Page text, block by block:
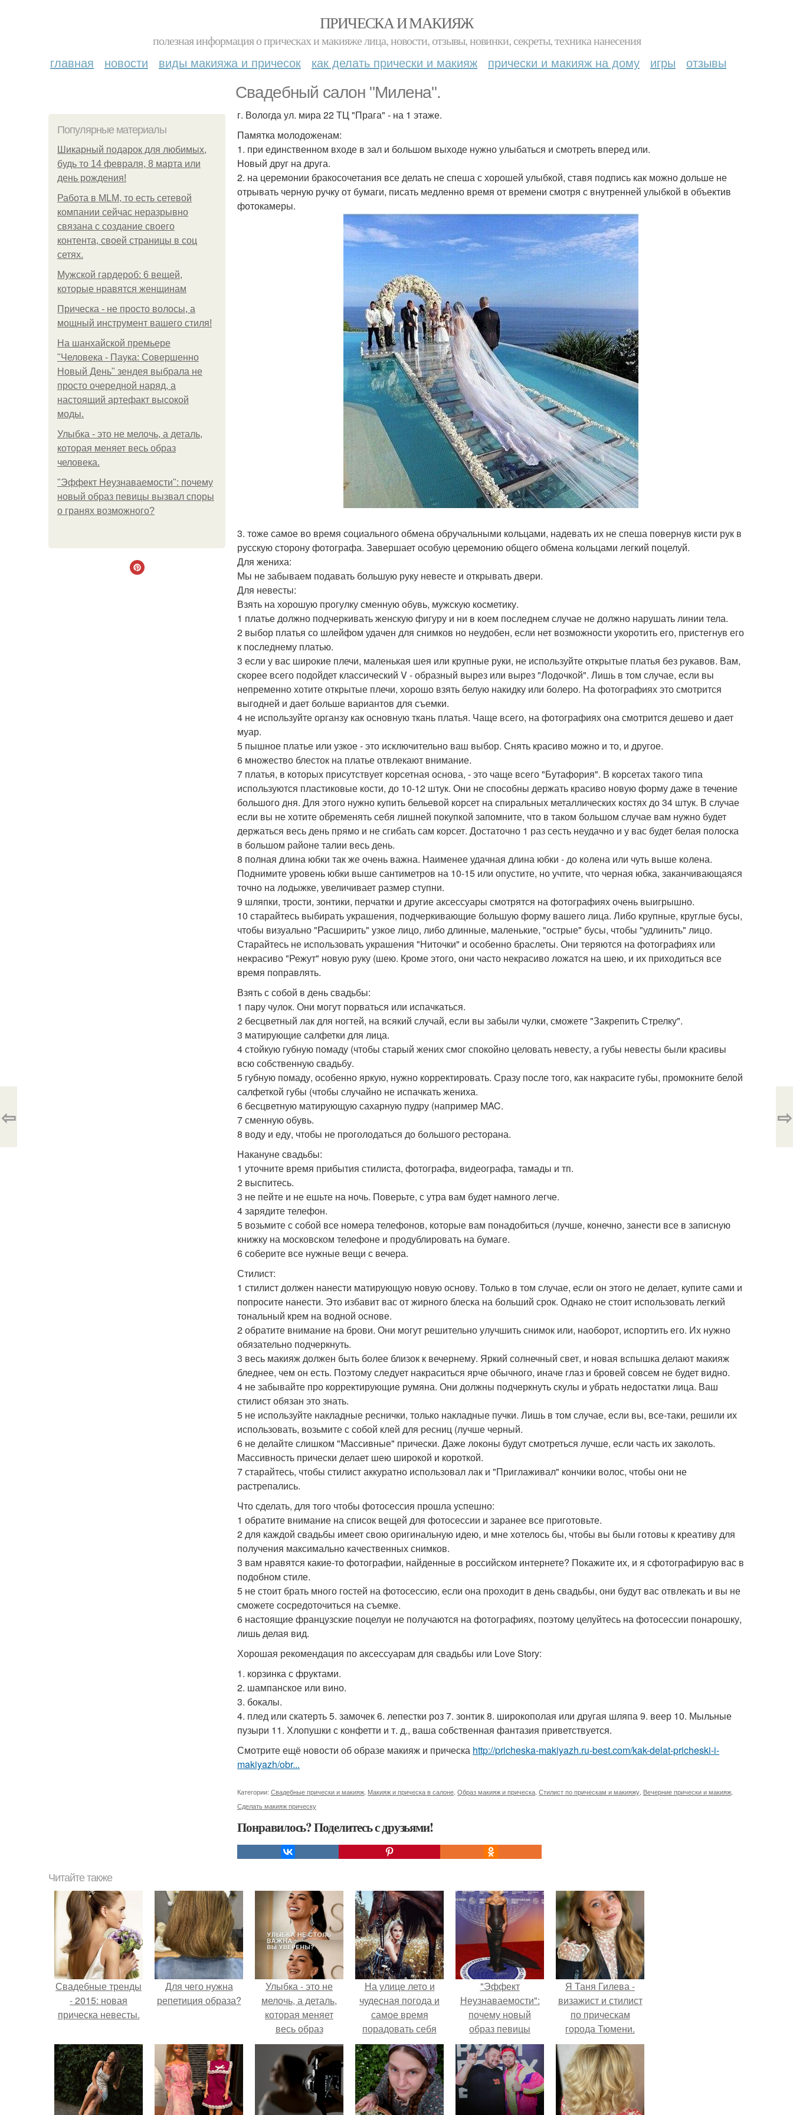
ПРИЧЕСКА И МАКИЯЖ
полезная информация о прическах и макияже лица, новости, отзывы, новинки, секреты, техника нанесения
главная новости виды макияжа и причесок как делать прически и макияж прически и макияж на дому игры отзывы
Свадебный салон "Милена".
Популярные материалы
Шикарный подарок для любимых,
будь то 14 февраля, 8 марта или
день рождения!
Работа в MLM, то есть сетевой
компании сейчас неразрывно
связана с создание своего
контента, своей страницы в соц
сетях.
Мужской гардероб: 6 вещей,
которые нравятся женщинам
Прическа - не просто волосы, а
мощный инструмент вашего стиля!
На шанхайской премьере
"Человека - Паука: Совершенно
Новый День" зендея выбрала не
просто очередной наряд, а
настоящий артефакт высокой
моды.
Улыбка - это не мелочь, а деталь,
которая меняет весь образ
человека.
"Эффект Неузнаваемости": почему
новый образ певицы вызвал споры
о гранях возможного?
г. Вологда ул. мира 22 ТЦ "Прага" - на 1 этаже.
Памятка молодоженам:
1. при единственном входе в зал и большом выходе нужно улыбаться и смотреть вперед или.
Новый друг на друга.
2. на церемонии бракосочетания все делать не спеша с хорошей улыбкой, ставя подпись как можно дольше не
отрывать черную ручку от бумаги, писать медленно время от времени смотря с внутренней улыбкой в объектив
фотокамеры.
3. тоже самое во время социального обмена обручальными кольцами, надевать их не спеша повернув кисти рук в
русскую сторону фотографа. Завершает особую церемонию общего обмена кольцами легкий поцелуй.
Для жениха:
Мы не забываем подавать большую руку невесте и открывать двери.
Для невесты:
Взять на хорошую прогулку сменную обувь, мужскую косметику.
1 платье должно подчеркивать женскую фигуру и ни в коем последнем случае не должно нарушать линии тела.
2 выбор платья со шлейфом удачен для снимков но неудобен, если нет возможности укоротить его, пристегнув его
к последнему платью.
3 если у вас широкие плечи, маленькая шея или крупные руки, не используйте открытые платья без рукавов. Вам,
скорее всего подойдет классический V - образный вырез или вырез "Лодочкой". Лишь в том случае, если вы
непременно хотите открытые плечи, хорошо взять белую накидку или болеро. На фотографиях это смотрится
выгодней и дает больше вариантов для съемки.
4 не используйте органзу как основную ткань платья. Чаще всего, на фотографиях она смотрится дешево и дает
муар.
5 пышное платье или узкое - это исключительно ваш выбор. Снять красиво можно и то, и другое.
6 множество блесток на платье отвлекают внимание.
7 платья, в которых присутствует корсетная основа, - это чаще всего "Бутафория". В корсетах такого типа
используются пластиковые кости, до 10-12 штук. Они не способны держать красиво новую форму даже в течение
большого дня. Для этого нужно купить бельевой корсет на спиральных металлических костях до 34 штук. В случае
если вы не хотите обременять себя лишней покупкой запомните, что в таком большом случае вам нужно будет
держаться весь день прямо и не сгибать сам корсет. Достаточно 1 раз сесть неудачно и у вас будет белая полоска
в большом районе талии весь день.
8 полная длина юбки так же очень важна. Наименее удачная длина юбки - до колена или чуть выше колена.
Поднимите уровень юбки выше сантиметров на 10-15 или опустите, но учтите, что черная юбка, заканчивающаяся
точно на лодыжке, увеличивает размер ступни.
9 шляпки, трости, зонтики, перчатки и другие аксессуары смотрятся на фотографиях очень выигрышно.
10 старайтесь выбирать украшения, подчеркивающие большую форму вашего лица. Либо крупные, круглые бусы,
чтобы визуально "Расширить" узкое лицо, либо длинные, маленькие, "острые" бусы, чтобы "удлинить" лицо.
Старайтесь не использовать украшения "Ниточки" и особенно браслеты. Они теряются на фотографиях или
некрасиво "Режут" новую руку (шею. Кроме этого, они часто некрасиво ложатся на шею, и их приходиться все
время поправлять.
Взять с собой в день свадьбы:
1 пару чулок. Они могут порваться или испачкаться.
2 бесцветный лак для ногтей, на всякий случай, если вы забыли чулки, сможете "Закрепить Стрелку".
3 матирующие салфетки для лица.
4 стойкую губную помаду (чтобы старый жених смог спокойно целовать невесту, а губы невесты были красивы
всю собственную свадьбу.
5 губную помаду, особенно яркую, нужно корректировать. Сразу после того, как накрасите губы, промокните белой
салфеткой губы (чтобы случайно не испачкать жениха.
6 бесцветную матирующую сахарную пудру (например MAC.
7 сменную обувь.
8 воду и еду, чтобы не проголодаться до большого ресторана.
Накануне свадьбы:
1 уточните время прибытия стилиста, фотографа, видеографа, тамады и тп.
2 выспитесь.
3 не пейте и не ешьте на ночь. Поверьте, с утра вам будет намного легче.
4 зарядите телефон.
5 возьмите с собой все номера телефонов, которые вам понадобиться (лучше, конечно, занести все в записную
книжку на московском телефоне и продублировать на бумаге.
6 соберите все нужные вещи с вечера.
Стилист:
1 стилист должен нанести матирующую новую основу. Только в том случае, если он этого не делает, купите сами и
попросите нанести. Это избавит вас от жирного блеска на больший срок. Однако не стоит использовать легкий
тональный крем на водной основе.
2 обратите внимание на брови. Они могут решительно улучшить снимок или, наоборот, испортить его. Их нужно
обязательно подчеркнуть.
3 весь макияж должен быть более близок к вечернему. Яркий солнечный свет, и новая вспышка делают макияж
бледнее, чем он есть. Поэтому следует накраситься ярче обычного, иначе глаз и бровей совсем не будет видно.
4 не забывайте про корректирующие румяна. Они должны подчеркнуть скулы и убрать недостатки лица. Ваш
стилист обязан это знать.
5 не используйте накладные реснички, только накладные пучки. Лишь в том случае, если вы, все-таки, решили их
использовать, возьмите с собой клей для ресниц (лучше черный.
6 не делайте слишком "Массивные" прически. Даже локоны будут смотреться лучше, если часть их заколоть.
Массивность прически делает шею широкой и короткой.
7 старайтесь, чтобы стилист аккуратно использовал лак и "Приглаживал" кончики волос, чтобы они не
растрепались.
Что сделать, для того чтобы фотосессия прошла успешно:
1 обратите внимание на список вещей для фотосессии и заранее все приготовьте.
2 для каждой свадьбы имеет свою оригинальную идею, и мне хотелось бы, чтобы вы были готовы к креативу для
получения максимально качественных снимков.
3 вам нравятся какие-то фотографии, найденные в российском интернете? Покажите их, и я сфотографирую вас в
подобном стиле.
5 не стоит брать много гостей на фотосессию, если она проходит в день свадьбы, они будут вас отвлекать и вы не
сможете сосредоточиться на съемке.
6 настоящие французские поцелуи не получаются на фотографиях, поэтому целуйтесь на фотосессии понарошку,
лишь делая вид.
Хорошая рекомендация по аксессуарам для свадьбы или Love Story:
1. корзинка с фруктами.
2. шампанское или вино.
3. бокалы.
4. плед или скатерть 5. замочек 6. лепестки роз 7. зонтик 8. широкополая или другая шляпа 9. веер 10. Мыльные
пузыри 11. Хлопушки с конфетти и т. д., ваша собственная фантазия приветствуется.
Смотрите ещё новости об образе макияж и прическа http://pricheska-makiyazh.ru-best.com/kak-delat-pricheski-i-
makiyazh/obr...
Категории: Свадебные прически и макияж Макияж и прическа в салоне Образ макияж и прическа Стилист по прическам и макияжу Вечерние прически и макияж
Сделать макияж прическу
Понравилось? Поделитесь с друзьями!
⇦ ⇨
Читайте также
Свадебные тренды
- 2015: новая
прическа невесты.
Для чего нужна
репетиция образа?
Улыбка - это не
мелочь, а деталь,
которая меняет
весь образ
человека.
На улице лето и
чудесная погода и
самое время
порадовать себя
любимых новыми
фото!
"Эффект
Неузнаваемости":
почему новый
образ певицы
вызвал споры о
гранях
возможного?
Я Таня Гилева -
визажист и стилист
по прическам
города Тюмени.